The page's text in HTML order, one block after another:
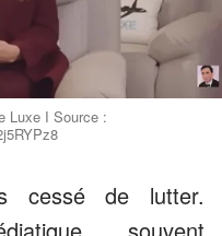
Luxe I Source :
cessé de lutter.
souvent